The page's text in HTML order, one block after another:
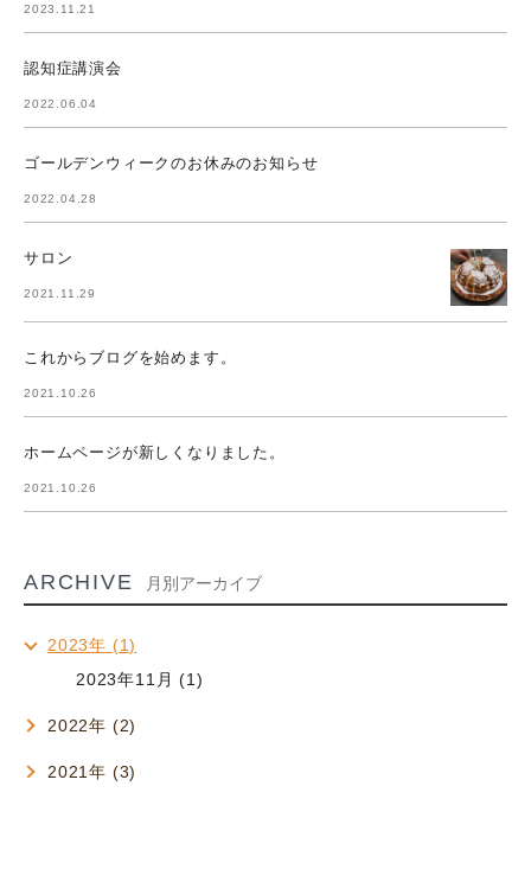
2023.11.21
認知症講演会
2022.06.04
ゴールデンウィークのお休みのお知らせ
2022.04.28
サロン
2021.11.29
これからブログを始めます。
2021.10.26
ホームページが新しくなりました。
2021.10.26
ARCHIVE 月別アーカイブ
2023年 (1)
2023年11月 (1)
2022年 (2)
2021年 (3)